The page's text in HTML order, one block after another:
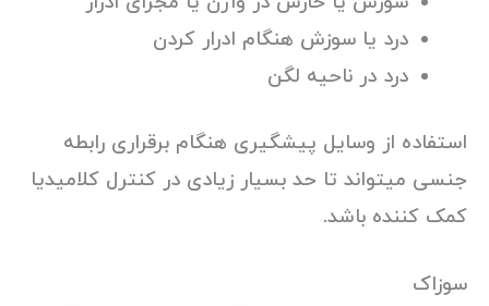
درد یا سوزش هنگام ادرار کردن
درد در ناحیه لگن
استفاده از وسایل پیشگیری هنگام برقراری رابطه
جنسی میتواند تا حد بسیار زیادی در کنترل کلامیدیا
کمک کننده باشد.
سوزاک